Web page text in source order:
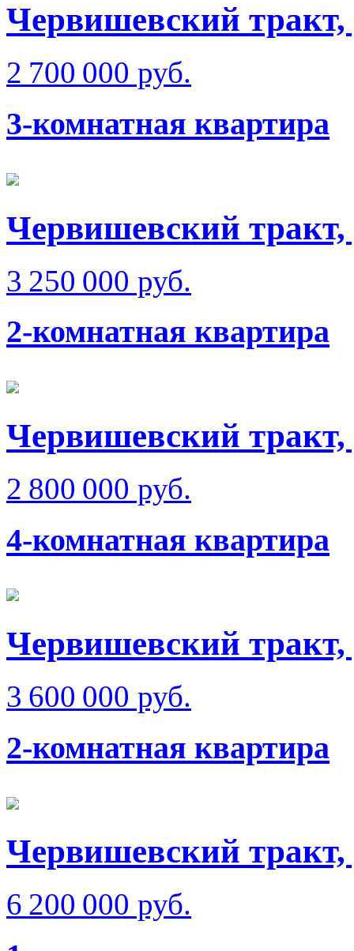
Червишевский
2 700 000 руб.
3-комнатная квартира
Червишевский
3 250 000 руб.
2-комнатная квартира
Червишевский тракт,
2 800 000 руб.
4-комнатная квартира
Червишевский
3 600 000 руб.
2-комнатная квартира
Червишевский
6 200 000 руб.